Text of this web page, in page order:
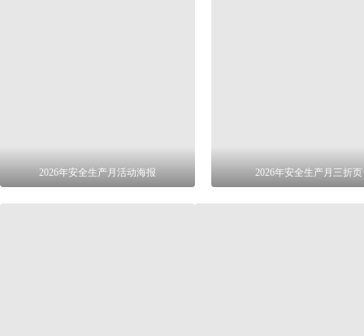
2026年安全生产月活动海报 2026年安全生产月三折页